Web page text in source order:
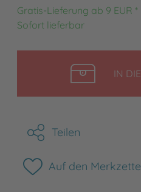
Gratis-Lieferung ab 9 EUR *
Sofort lieferbar
IN
Teilen
Auf den